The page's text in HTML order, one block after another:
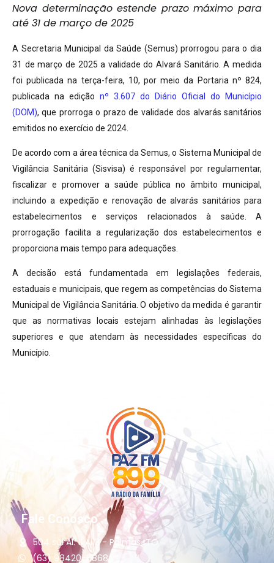
Nova determinação estende prazo máximo para
até 31 de março de 2025
A Secretaria Municipal da Saúde (Semus) prorrogou para o dia
31 de março de 2025 a validade do Alvará Sanitário. A medida
foi publicada na terça-feira, 10, por meio da Portaria nº 824,
publicada na edição nº 3.607 do Diário Oficial do Município
(DOM), que prorroga o prazo de validade dos alvarás sanitários
emitidos no exercício de 2024.
De acordo com a área técnica da Semus, o Sistema Municipal de
Vigilância Sanitária (Sisvisa) é responsável por regulamentar,
fiscalizar e promover a saúde pública no âmbito municipal,
incluindo a expedição e renovação de alvarás sanitários para
estabelecimentos e serviços relacionados à saúde. A
prorrogação facilita a regularização dos estabelecimentos e
proporciona mais tempo para adequações.
A decisão está fundamentada em legislações federais,
estaduais e municipais, que regem as competências do Sistema
Municipal de Vigilância Sanitária. O objetivo da medida é garantir
que as normativas locais estejam alinhadas às legislações
superiores e que atendam às necessidades específicas do
Município.
Fale Conosco
504 sul Al. 11 Ai13 - Palmas-TO
(63) 98420-6868